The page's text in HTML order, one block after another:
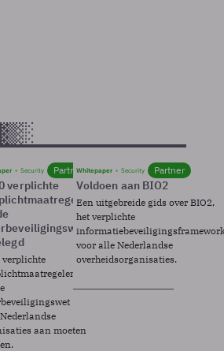
Security Partner
verplichte
verplichte
aan moeten
Whitepaper Security Partner
Voldoen aan BIO2
Een uitgebreide gids over BIO2,
het verplichte
voor alle Nederlandse
overheidsorganisaties.